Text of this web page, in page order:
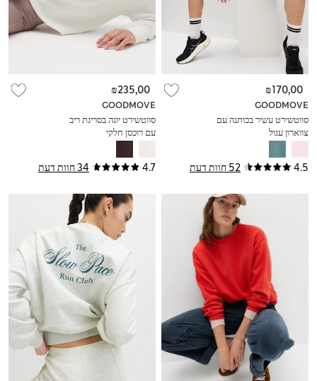
4.5 52 חוות דעת
GOODMOVE
סווטשירט עשיר בכותנה עם
צווארון עגול
₪170,00
4.7 34 חוות דעת
GOODMOVE
סווטשירט יוגה בסריגת ריב
עם רוכסן חלקי
₪235,00